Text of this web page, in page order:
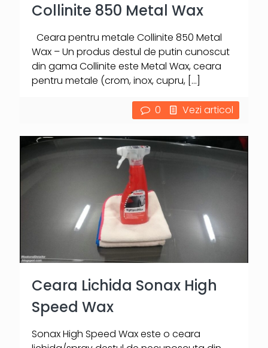
Collinite 850 Metal Wax
Ceara pentru metale Collinite 850 Metal
Wax – Un produs destul de putin cunoscut
din gama Collinite este Metal Wax, ceara
pentru metale (crom, inox, cupru, […]
0 Vezi articol
Ceara Lichida Sonax High
Speed Wax
Sonax High Speed Wax este o ceara